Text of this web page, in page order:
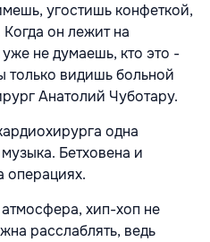
угостишь конфеткой,
он лежит на
не думаешь, кто это -
только видишь больной
Анатолий Чуботару.
одна
Бетховена и
операциях.
хип-хоп не
расслаблять, ведь